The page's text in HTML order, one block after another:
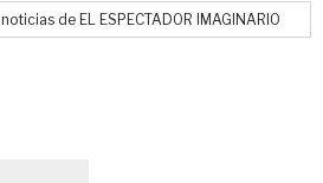
de EL ESPECTADOR IMAGINARIO